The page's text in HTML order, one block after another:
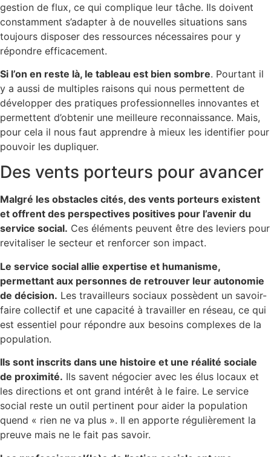
gestion de flux, ce qui complique leur tâche. Ils doivent
constamment s’adapter à de nouvelles situations sans
toujours disposer des ressources nécessaires pour y
répondre efficacement.
Si l’on en reste là, le tableau est bien sombre. Pourtant il
y a aussi de multiples raisons qui nous permettent de
développer des pratiques professionnelles innovantes et
permettent d’obtenir une meilleure reconnaissance. Mais,
pour cela il nous faut apprendre à mieux les identifier pour
pouvoir les dupliquer.
Des vents porteurs pour avancer
Malgré les obstacles cités, des vents porteurs existent
et offrent des perspectives positives pour l’avenir du
service social. Ces éléments peuvent être des leviers pour
revitaliser le secteur et renforcer son impact.
Le service social allie expertise et humanisme,
permettant aux personnes de retrouver leur autonomie
de décision. Les travailleurs sociaux possèdent un savoir-
faire collectif et une capacité à travailler en réseau, ce qui
est essentiel pour répondre aux besoins complexes de la
population.
Ils sont inscrits dans une histoire et une réalité sociale
de proximité. Ils savent négocier avec les élus locaux et
les directions et ont grand intérêt à le faire. Le service
social reste un outil pertinent pour aider la population
quend « rien ne va plus ». Il en apporte régulièrement la
preuve mais ne le fait pas savoir.